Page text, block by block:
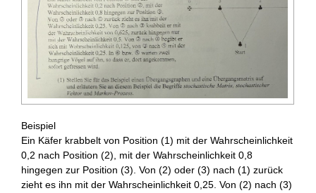
Beispiel
Ein Käfer krabbelt von Position (1) mit der Wahrscheinlichkeit
0,2 nach Position (2), mit der Wahrscheinlichkeit 0,8
hingegen zur Position (3). Von (2) oder (3) nach (1) zurück
zieht es ihn mit der Wahrscheinlichkeit 0,25. Von (2) nach (3)